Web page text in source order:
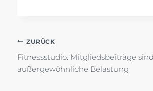
ZURÜCK
Fitnessstudio: Mitgliedsbeiträge
außergewöhnliche Belastung